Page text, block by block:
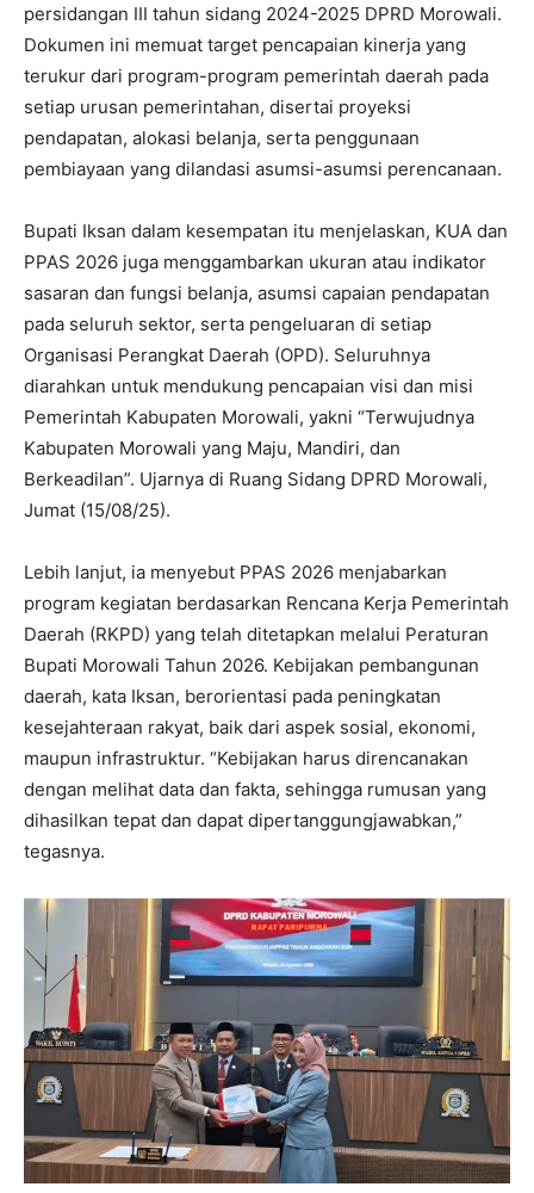
persidangan III tahun sidang 2024-2025 DPRD Morowali.
Dokumen ini memuat target pencapaian kinerja yang
terukur dari program-program pemerintah daerah pada
setiap urusan pemerintahan, disertai proyeksi
pendapatan, alokasi belanja, serta penggunaan
pembiayaan yang dilandasi asumsi-asumsi perencanaan.
Bupati Iksan dalam kesempatan itu menjelaskan, KUA dan
PPAS 2026 juga menggambarkan ukuran atau indikator
sasaran dan fungsi belanja, asumsi capaian pendapatan
pada seluruh sektor, serta pengeluaran di setiap
Organisasi Perangkat Daerah (OPD). Seluruhnya
diarahkan untuk mendukung pencapaian visi dan misi
Pemerintah Kabupaten Morowali, yakni “Terwujudnya
Kabupaten Morowali yang Maju, Mandiri, dan
Berkeadilan”. Ujarnya di Ruang Sidang DPRD Morowali,
Jumat (15/08/25).
Lebih lanjut, ia menyebut PPAS 2026 menjabarkan
program kegiatan berdasarkan Rencana Kerja Pemerintah
Daerah (RKPD) yang telah ditetapkan melalui Peraturan
Bupati Morowali Tahun 2026. Kebijakan pembangunan
daerah, kata Iksan, berorientasi pada peningkatan
kesejahteraan rakyat, baik dari aspek sosial, ekonomi,
maupun infrastruktur. “Kebijakan harus direncanakan
dengan melihat data dan fakta, sehingga rumusan yang
dihasilkan tepat dan dapat dipertanggungjawabkan,”
tegasnya.